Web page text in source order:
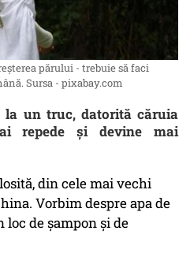
părului - trebuie să faci
Sursa - pixabay.com
la un truc, datorită căruia
repede și devine mai
din cele mai vechi
Vorbim despre apa de
​​loc de șampon și de